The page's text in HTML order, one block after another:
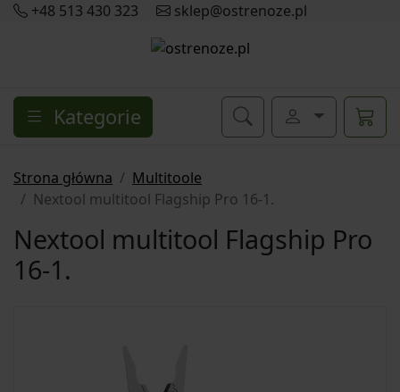
+48 513 430 323 sklep@ostrenoze.pl
Kategorie
Strona główna
Multitoole
Nextool multitool Flagship Pro 16-1.
Nextool multitool Flagship Pro
16-1.